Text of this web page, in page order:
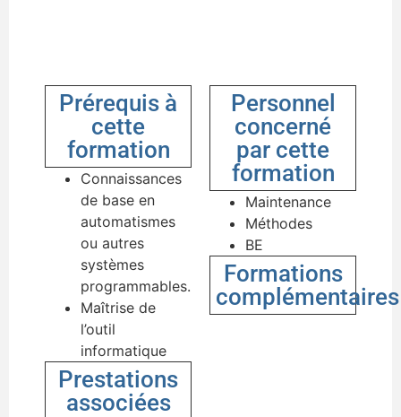
Prérequis à
cette
formation
Connaissances
de base en
automatismes
ou autres
systèmes
programmables.
Maîtrise de
l’outil
informatique
Prestations
associées
Personnel
concerné
par cette
formation
Maintenance
Méthodes
BE
Formations
complémentaires